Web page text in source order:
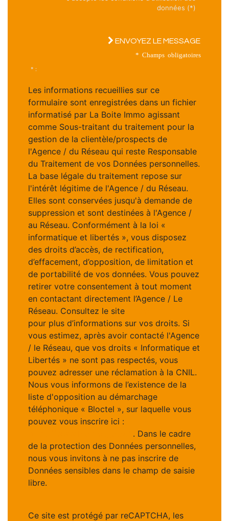
données (*)
ENVOYEZ LE MESSAGE
* Champs obligatoires
* :
Les informations recueillies sur ce
formulaire sont enregistrées dans un fichier
informatisé par La Boite Immo agissant
comme Sous-traitant du traitement pour la
gestion de la clientèle/prospects de
l'Agence / du Réseau qui reste Responsable
du Traitement de vos Données personnelles.
La base légale du traitement repose sur
l'intérêt légitime de l'Agence / du Réseau.
Elles sont conservées jusqu'à demande de
suppression et sont destinées à l'Agence /
au Réseau. Conformément à la loi «
informatique et libertés », vous disposez
des droits d’accès, de rectification,
d’effacement, d’opposition, de limitation et
de portabilité de vos données. Vous pouvez
retirer votre consentement à tout moment
en contactant directement l’Agence / Le
Réseau. Consultez le site
pour plus d’informations sur vos droits. Si
vous estimez, après avoir contacté l'Agence
/ le Réseau, que vos droits « Informatique et
Libertés » ne sont pas respectés, vous
pouvez adresser une réclamation à la CNIL.
Nous vous informons de l’existence de la
liste d'opposition au démarchage
téléphonique « Bloctel », sur laquelle vous
pouvez vous inscrire ici :
. Dans le cadre
de la protection des Données personnelles,
nous vous invitons à ne pas inscrire de
Données sensibles dans le champ de saisie
libre.
Ce site est protégé par reCAPTCHA, les